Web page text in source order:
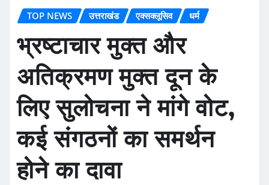
TOP NEWS उत्तराखंड एक्सक्लूसिव धर्म
भ्रष्टाचार मुक्त और
अतिक्रमण मुक्त दून के
लिए सुलोचना ने मांगे वोट,
कई संगठनों का समर्थन
होने का दावा